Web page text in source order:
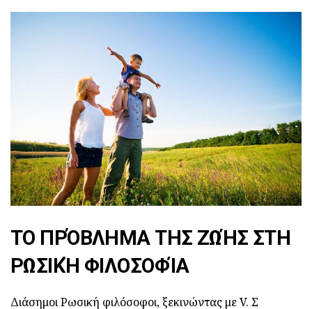
ΤΟ ΠΡΌΒΛΗΜΑ ΤΗΣ ΖΩΉΣ ΣΤΗ
ΡΩΣΙΚΉ ΦΙΛΟΣΟΦΊΑ
Διάσημοι Ρωσική φιλόσοφοι, ξεκινώντας με V. Σ